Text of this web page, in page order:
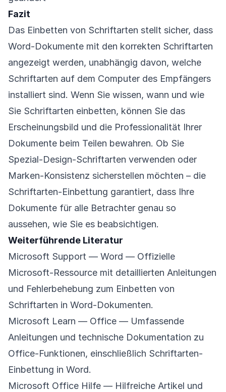
Fazit
Das Einbetten von Schriftarten stellt sicher, dass
Word-Dokumente mit den korrekten Schriftarten
angezeigt werden, unabhängig davon, welche
Schriftarten auf dem Computer des Empfängers
installiert sind. Wenn Sie wissen, wann und wie
Sie Schriftarten einbetten, können Sie das
Erscheinungsbild und die Professionalität Ihrer
Dokumente beim Teilen bewahren. Ob Sie
Spezial-Design-Schriftarten verwenden oder
Marken-Konsistenz sicherstellen möchten – die
Schriftarten-Einbettung garantiert, dass Ihre
Dokumente für alle Betrachter genau so
aussehen, wie Sie es beabsichtigen.
Weiterführende Literatur
Microsoft Support — Word — Offizielle
Microsoft-Ressource mit detaillierten Anleitungen
und Fehlerbehebung zum Einbetten von
Schriftarten in Word-Dokumenten.
Microsoft Learn — Office — Umfassende
Anleitungen und technische Dokumentation zu
Office-Funktionen, einschließlich Schriftarten-
Einbettung in Word.
Microsoft Office Hilfe — Hilfreiche Artikel und